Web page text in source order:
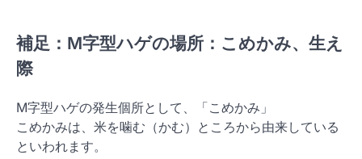
補足：M字型ハゲの場所：こめかみ、生え
際
M字型ハゲの発生個所として、「こめかみ」
こめかみは、米を噛む（かむ）ところから由来している
といわれます。